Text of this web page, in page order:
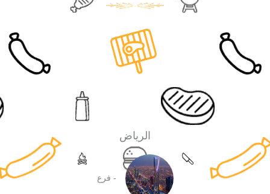
الرياض
- فرع